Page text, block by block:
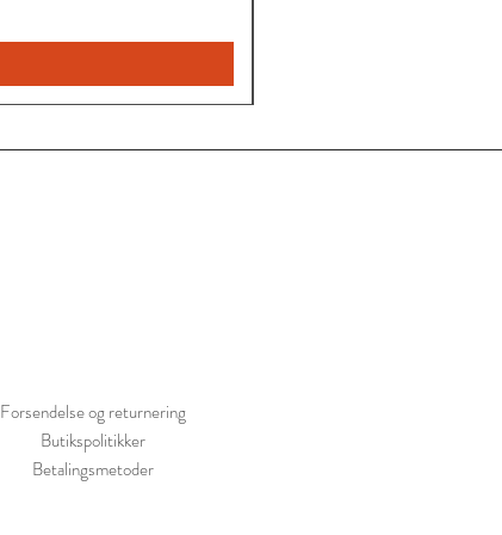
Forsendelse og returnering
Butikspolitikker
Betalingsmetoder